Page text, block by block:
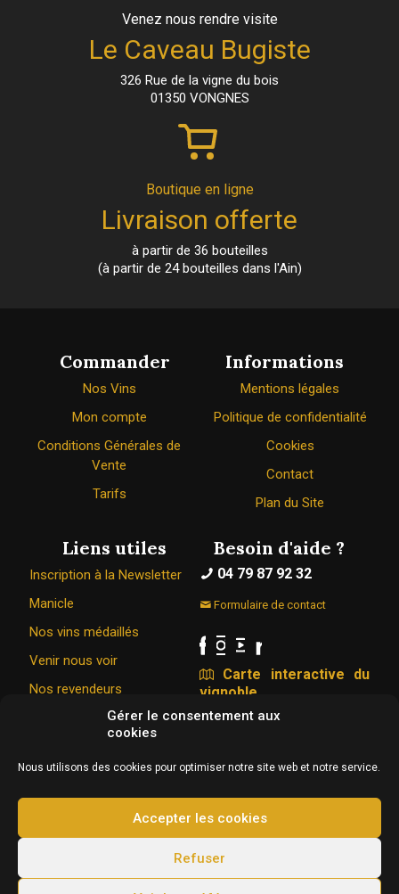
Gérer le consentement aux
cookies
Nous utilisons des cookies pour optimiser notre site web et notre service.
Accepter les cookies
Refuser
Venez nous rendre visite
Le Caveau Bugiste
326 Rue de la vigne du bois
01350 VONGNES
Boutique en ligne
Livraison offerte
à partir de 36 bouteilles
(à partir de 24 bouteilles dans l'Ain)
Commander
Nos Vins
Mon compte
Conditions Générales de
Vente
Tarifs
Informations
Mentions légales
Politique de confidentialité
Cookies
Contact
Plan du Site
Liens utiles
Inscription à la Newsletter
Manicle
Nos vins médaillés
Venir nous voir
Nos revendeurs
Besoin d'aide ?
04 79 87 92 32
Formulaire de contact
Carte interactive du
vignoble
Le Caveau Bugiste © 1967 - 2026
326 Rue de la vigne du bois 01350 VONGNES
Conception & hébergement : Agence Web Adventury
consommer avec modération.